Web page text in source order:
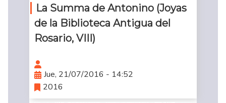
La Summa de Antonino (Joyas
de la Biblioteca Antigua del
Rosario, VIII)
Jue, 21/07/2016 - 14:52
2016